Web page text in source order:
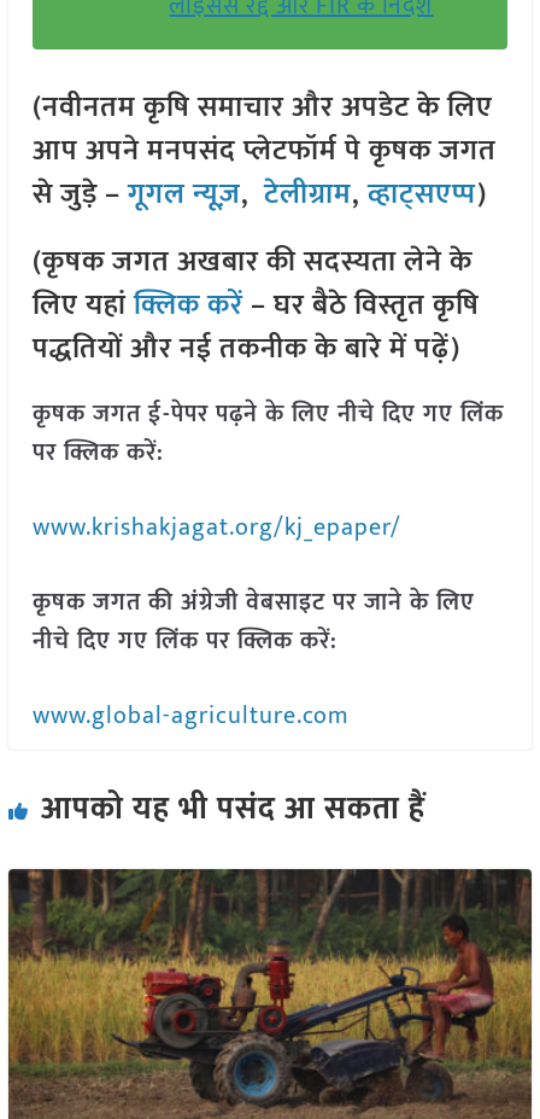
(नवीनतम कृषि समाचार और अपडेट के लिए
आप अपने मनपसंद प्लेटफॉर्म पे कृषक जगत
से जुड़े –गूगल न्यूज़,टेलीग्राम,व्हाट्सएप्प)
(कृषक जगत अखबार की सदस्यता लेने के
लिए यहांक्लिक करें– घर बैठे विस्तृत कृषि
पद्धतियों और नई तकनीक के बारे में पढ़ें)
कृषक जगत ई-पेपर पढ़ने के लिए नीचे दिए गए लिंक
पर क्लिक करें:
www.krishakjagat.org/kj_epaper/
कृषक जगत की अंग्रेजी वेबसाइट पर जाने के लिए
नीचे दिए गए लिंक पर क्लिक करें:
www.global-agriculture.com
आपको यह भी पसंद आ सकता हैं